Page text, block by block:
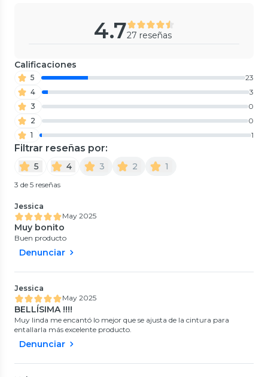
4.727 reseñas
Calificaciones
5
23
4
3
3
0
2
0
1
1
Filtrar reseñas por:
5 4 3 2 1
3 de 5 reseñas
Jessica
May 2025
Muy bonito
Buen producto
Denunciar
Jessica
May 2025
BELLÍSIMA !!!!
Muy linda me encantó lo mejor que se ajusta de la cintura para
entallarla más excelente producto.
Denunciar